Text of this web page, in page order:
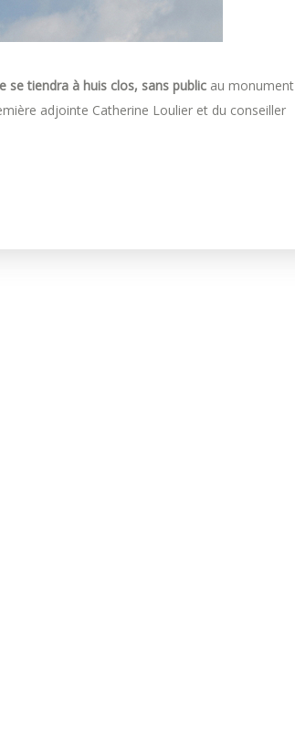
tiendra à huis clos, sans public au monument
adjointe Catherine Loulier et du conseiller